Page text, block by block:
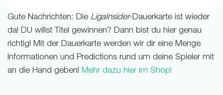
Gute Nachrichten: Die LigaInsider-Dauerkarte ist wieder
da! DU willst Titel gewinnen? Dann bist du hier genau
richtig! Mit der Dauerkarte werden wir dir eine Menge
Informationen und Predictions rund um deine Spieler mit
an die Hand geben! Mehr dazu hier im Shop!